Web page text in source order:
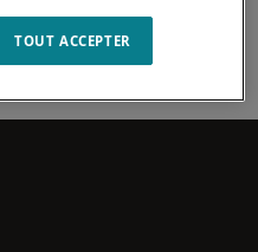
TOUT ACCEPTER